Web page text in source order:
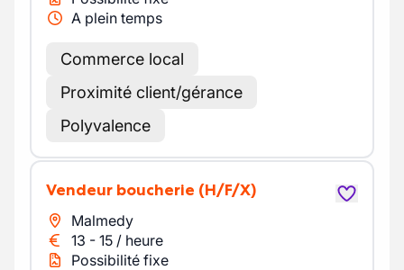
A plein temps
Commerce local
Proximité client/gérance
Polyvalence
Vendeur boucherie (H/F/X)
Malmedy
13 - 15 / heure
Possibilité fixe